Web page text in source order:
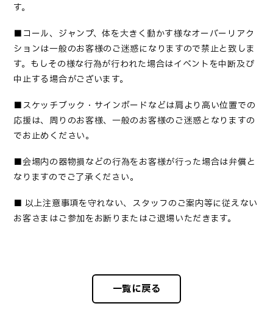
す。
■コール、ジャンプ、体を大きく動かす様なオーバーリアク
ションは一般のお客様のご迷惑になりますので禁止と致しま
す。もしその様な行為が行われた場合はイベントを中断及び
中止する場合がございます。
■スケッチブック・サインボードなどは肩より高い位置での
応援は、周りのお客様、一般のお客様のご迷惑となりますの
でお止めください。
■会場内の器物損などの行為をお客様が行った場合は弁償と
なりますのでご了承ください。
■ 以上注意事項を守れない、スタッフのご案内等に従えない
お客さまはご参加をお断りまたはご退場いただきます。
一覧に戻る